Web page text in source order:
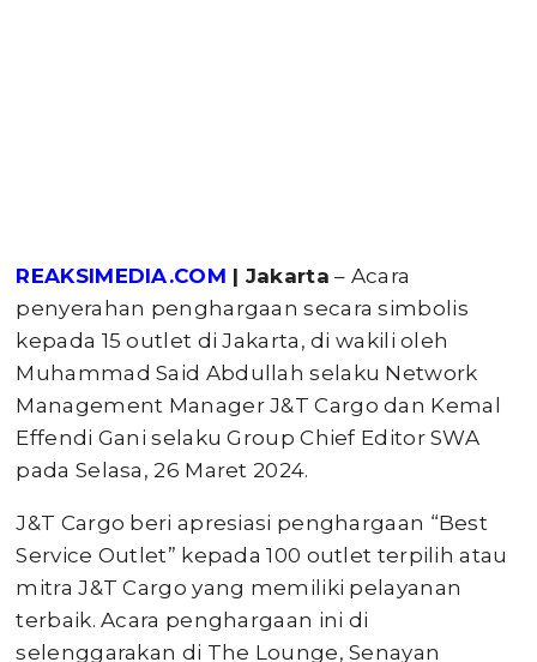
REAKSIMEDIA.COM | Jakarta – Acara
penyerahan penghargaan secara simbolis
kepada 15 outlet di Jakarta, di wakili oleh
Muhammad Said Abdullah selaku Network
Management Manager J&T Cargo dan Kemal
Effendi Gani selaku Group Chief Editor SWA
pada Selasa, 26 Maret 2024.
J&T Cargo beri apresiasi penghargaan “Best
Service Outlet” kepada 100 outlet terpilih atau
mitra J&T Cargo yang memiliki pelayanan
terbaik. Acara penghargaan ini di
selenggarakan di The Lounge, Senayan